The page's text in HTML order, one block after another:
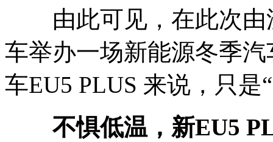
由此可见，在此次由
车举办一场新能源冬季
车EU5 PLUS 来说，只是
不惧低温，新EU5